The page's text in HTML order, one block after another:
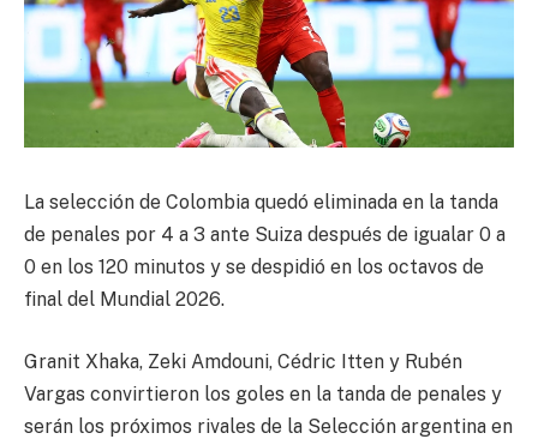
La selección de Colombia quedó eliminada en la tanda
de penales por 4 a 3 ante Suiza después de igualar 0 a
0 en los 120 minutos y se despidió en los octavos de
final del Mundial 2026.
Granit Xhaka, Zeki Amdouni, Cédric Itten y Rubén
Vargas convirtieron los goles en la tanda de penales y
serán los próximos rivales de la Selección argentina en